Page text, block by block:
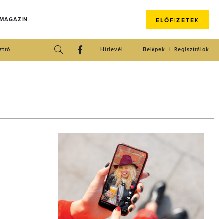
ELŐFIZETEK
Regisztrálok
Belépek
Hírlevél